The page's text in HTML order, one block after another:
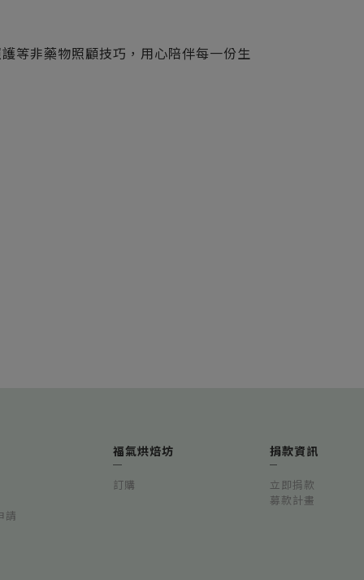
等非藥物照顧技巧，用心陪伴每一份生
請
福氣烘焙坊
訂購
捐款資訊
立即捐款
募款計畫